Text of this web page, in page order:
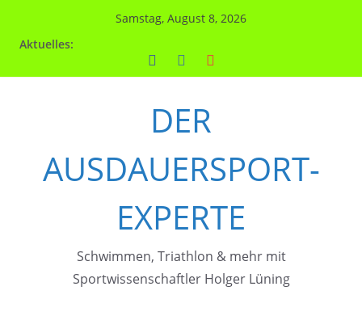
Samstag, August 8, 2026
Aktuelles:
DER
AUSDAUERSPORT-
EXPERTE
Schwimmen, Triathlon & mehr mit
Sportwissenschaftler Holger Lüning